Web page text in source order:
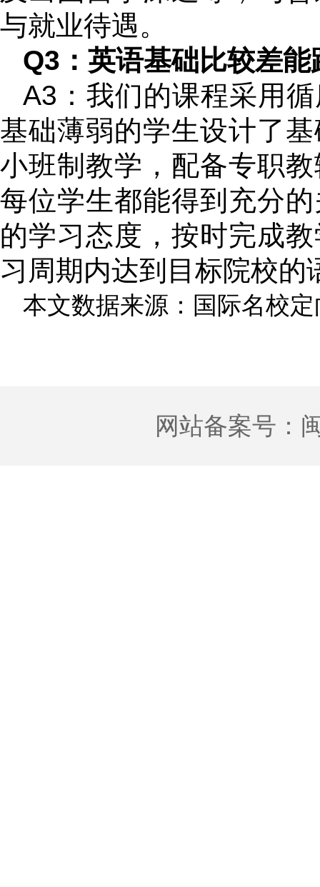
与就业待遇。
Q3：英语基础比较差
A3：我们的课程采用
基础薄弱的学生设计了
小班制教学，配备专职
每位学生都能得到充分
的学习态度，按时完成
习周期内达到目标院校的
本文数据来源：国际名校
网站备案号：